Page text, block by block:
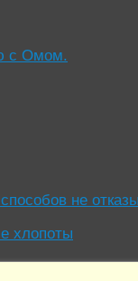
с Омом.
не
хлопоты